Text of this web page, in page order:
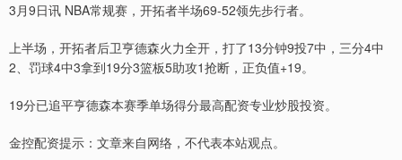
3月9日讯 NBA常规赛，开拓者半场69-52领先步行者。
上半场，开拓者后卫亨德森火力全开，打了13分钟9投7中，三分4中
2、罚球4中3拿到19分3篮板5助攻1抢断，正负值+19。
19分已追平亨德森本赛季单场得分最高配资专业炒股投资。
金控配资提示：文章来自网络，不代表本站观点。